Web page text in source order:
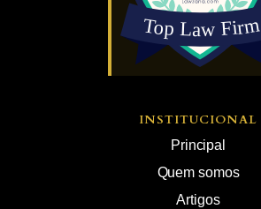
INSTITUCIONAL
Principal
Quem somos
Artigos